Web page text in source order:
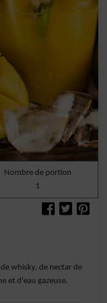
Nombre de portion
1
whisky, de nectar de
et d'eau gazeuse.